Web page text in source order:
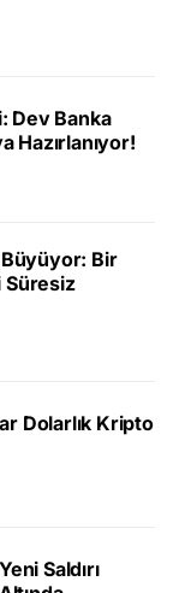
Dev Banka
Hazırlanıyor!
Büyüyor: Bir
Süresiz
Dolarlık Kripto
Saldırı